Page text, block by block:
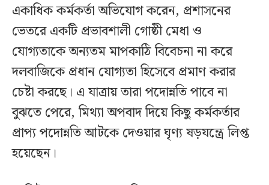
একাধিক কর্মকর্তা অভিযোগ করেন, প্রশাসনের
ভেতরে একটি প্রভাবশালী গোষ্ঠী মেধা ও
যোগ্যতাকে অন্যতম মাপকাঠি বিবেচনা না করে
দলবাজিকে প্রধান যোগ্যতা হিসেবে প্রমাণ করার
চেষ্টা করছে। এ যাত্রায় তারা পদোন্নতি পাবে না
বুঝতে পেরে, মিথ্যা অপবাদ দিয়ে কিছু কর্মকর্তার
প্রাপ্য পদোন্নতি আটকে দেওয়ার ঘৃণ্য ষড়যন্ত্রে লিপ্ত
হয়েছেন।